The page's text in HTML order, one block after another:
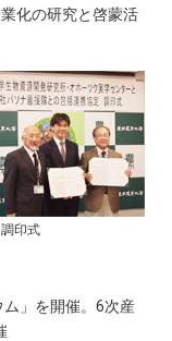
化の研究と啓蒙活
印式
ム」を開催。6次産